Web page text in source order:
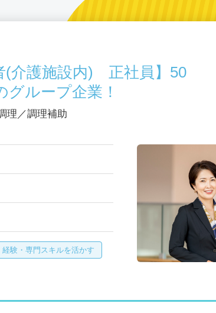
(介護施設内) 正社員】50
ループ企業！
理／調理補助
経験・専門スキルを活かす